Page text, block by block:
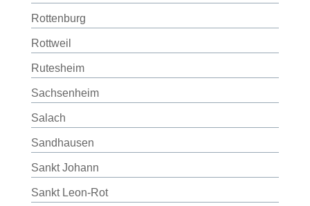
Rottenburg
Rottweil
Rutesheim
Sachsenheim
Salach
Sandhausen
Sankt Johann
Sankt Leon-Rot